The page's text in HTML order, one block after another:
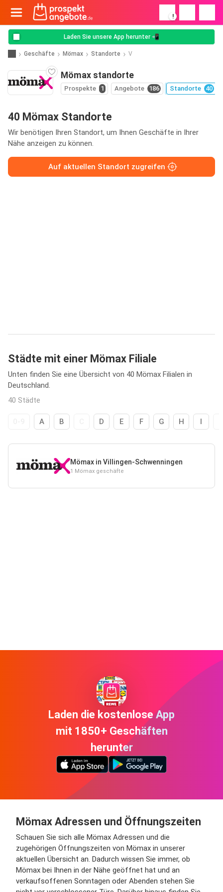
!
Laden Sie unsere App herunter 📲
Geschäfte Mömax Standorte V
Mömax standorte
Prospekte 1 Angebote 186 Standorte 40
40 Mömax Standorte
Wir benötigen Ihren Standort, um Ihnen Geschäfte in Ihrer
Nähe anzeigen zu können.
Auf aktuellen Standort zugreifen
Städte mit einer Mömax Filiale
Unten finden Sie eine Übersicht von 40 Mömax Filialen in
Deutschland.
40 Städte
A B D E F G H I
Mömax in Villingen-Schwenningen
1 Mömax geschäfte
Laden die kostenlose App
mit 1850+ Geschäften
herunter
Mömax Adressen und Öffnungszeiten
Schauen Sie sich alle Mömax Adressen und die
zugehörigen Öffnungszeiten von Mömax in unserer
aktuellen Übersicht an. Dadurch wissen Sie immer, ob
Mömax bei Ihnen in der Nähe geöffnet hat und an
verkaufsoffenen Sonntagen oder Abenden stehen Sie